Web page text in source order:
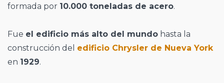
formada por 10.000 toneladas de acero.
Fue el edificio más alto del mundo hasta la
construcción del edificio Chrysler de Nueva York
en 1929.